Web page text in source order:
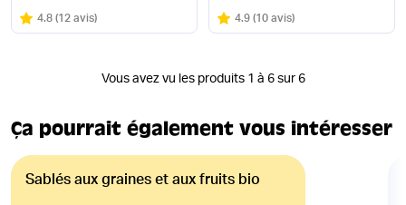
Note
4.8 sur 5
(12 avis) Note
4.9 sur 5
(10 avis)
Vous avez vu les produits 1 à 6 sur 6
Ça pourrait également vous intéresser
Sablés aux graines et aux fruits bio